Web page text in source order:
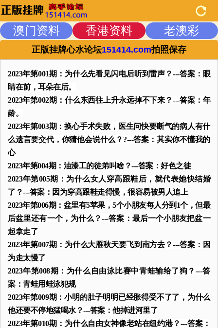
澳门资料 香港资料 老澳彩
正版挂牌心水论坛151414.com拍照保存
2023年第001期：为什么先看见闪电后听到雷声？---答案：眼
睛在前，耳朵在后。
2023年第002期：什么东西往上升永远掉不下来？---答案：年
龄。
2023年第003期：换心手术失败，医生问快要断气的病人有什
么遗言要交代，你猜他会说什么？?---答案：其实你不懂我的
心
2023年第004期：油漆工的徒弟叫啥？---答案：好色之徒
2023年第005期：为什么女人穿高跟鞋后，就代表她快结婚
了？---答案：因为穿高跟鞋走得慢，很容易被男人追上
2023年第006期：盆里有5苹果，5个小朋友每人分到1个，但最
后盆里还有一个，为什么？---答案：最后一个小朋友把盆一
起拿走了
2023年第007期：为什么大雁秋天要飞到南方去？---答案：因
为走太慢了
2023年第008期：为什么自由泳比赛中青蛙输给了狗？---答
案：青蛙用蛙泳犯规
2023年第009期：小明的肚子明明已经胀得受不了了，为什么
他还要不停地猛喝水？---答案：他掉进河里了
2023年第010期：为什么自由女神像老站在纽约港？---答案：